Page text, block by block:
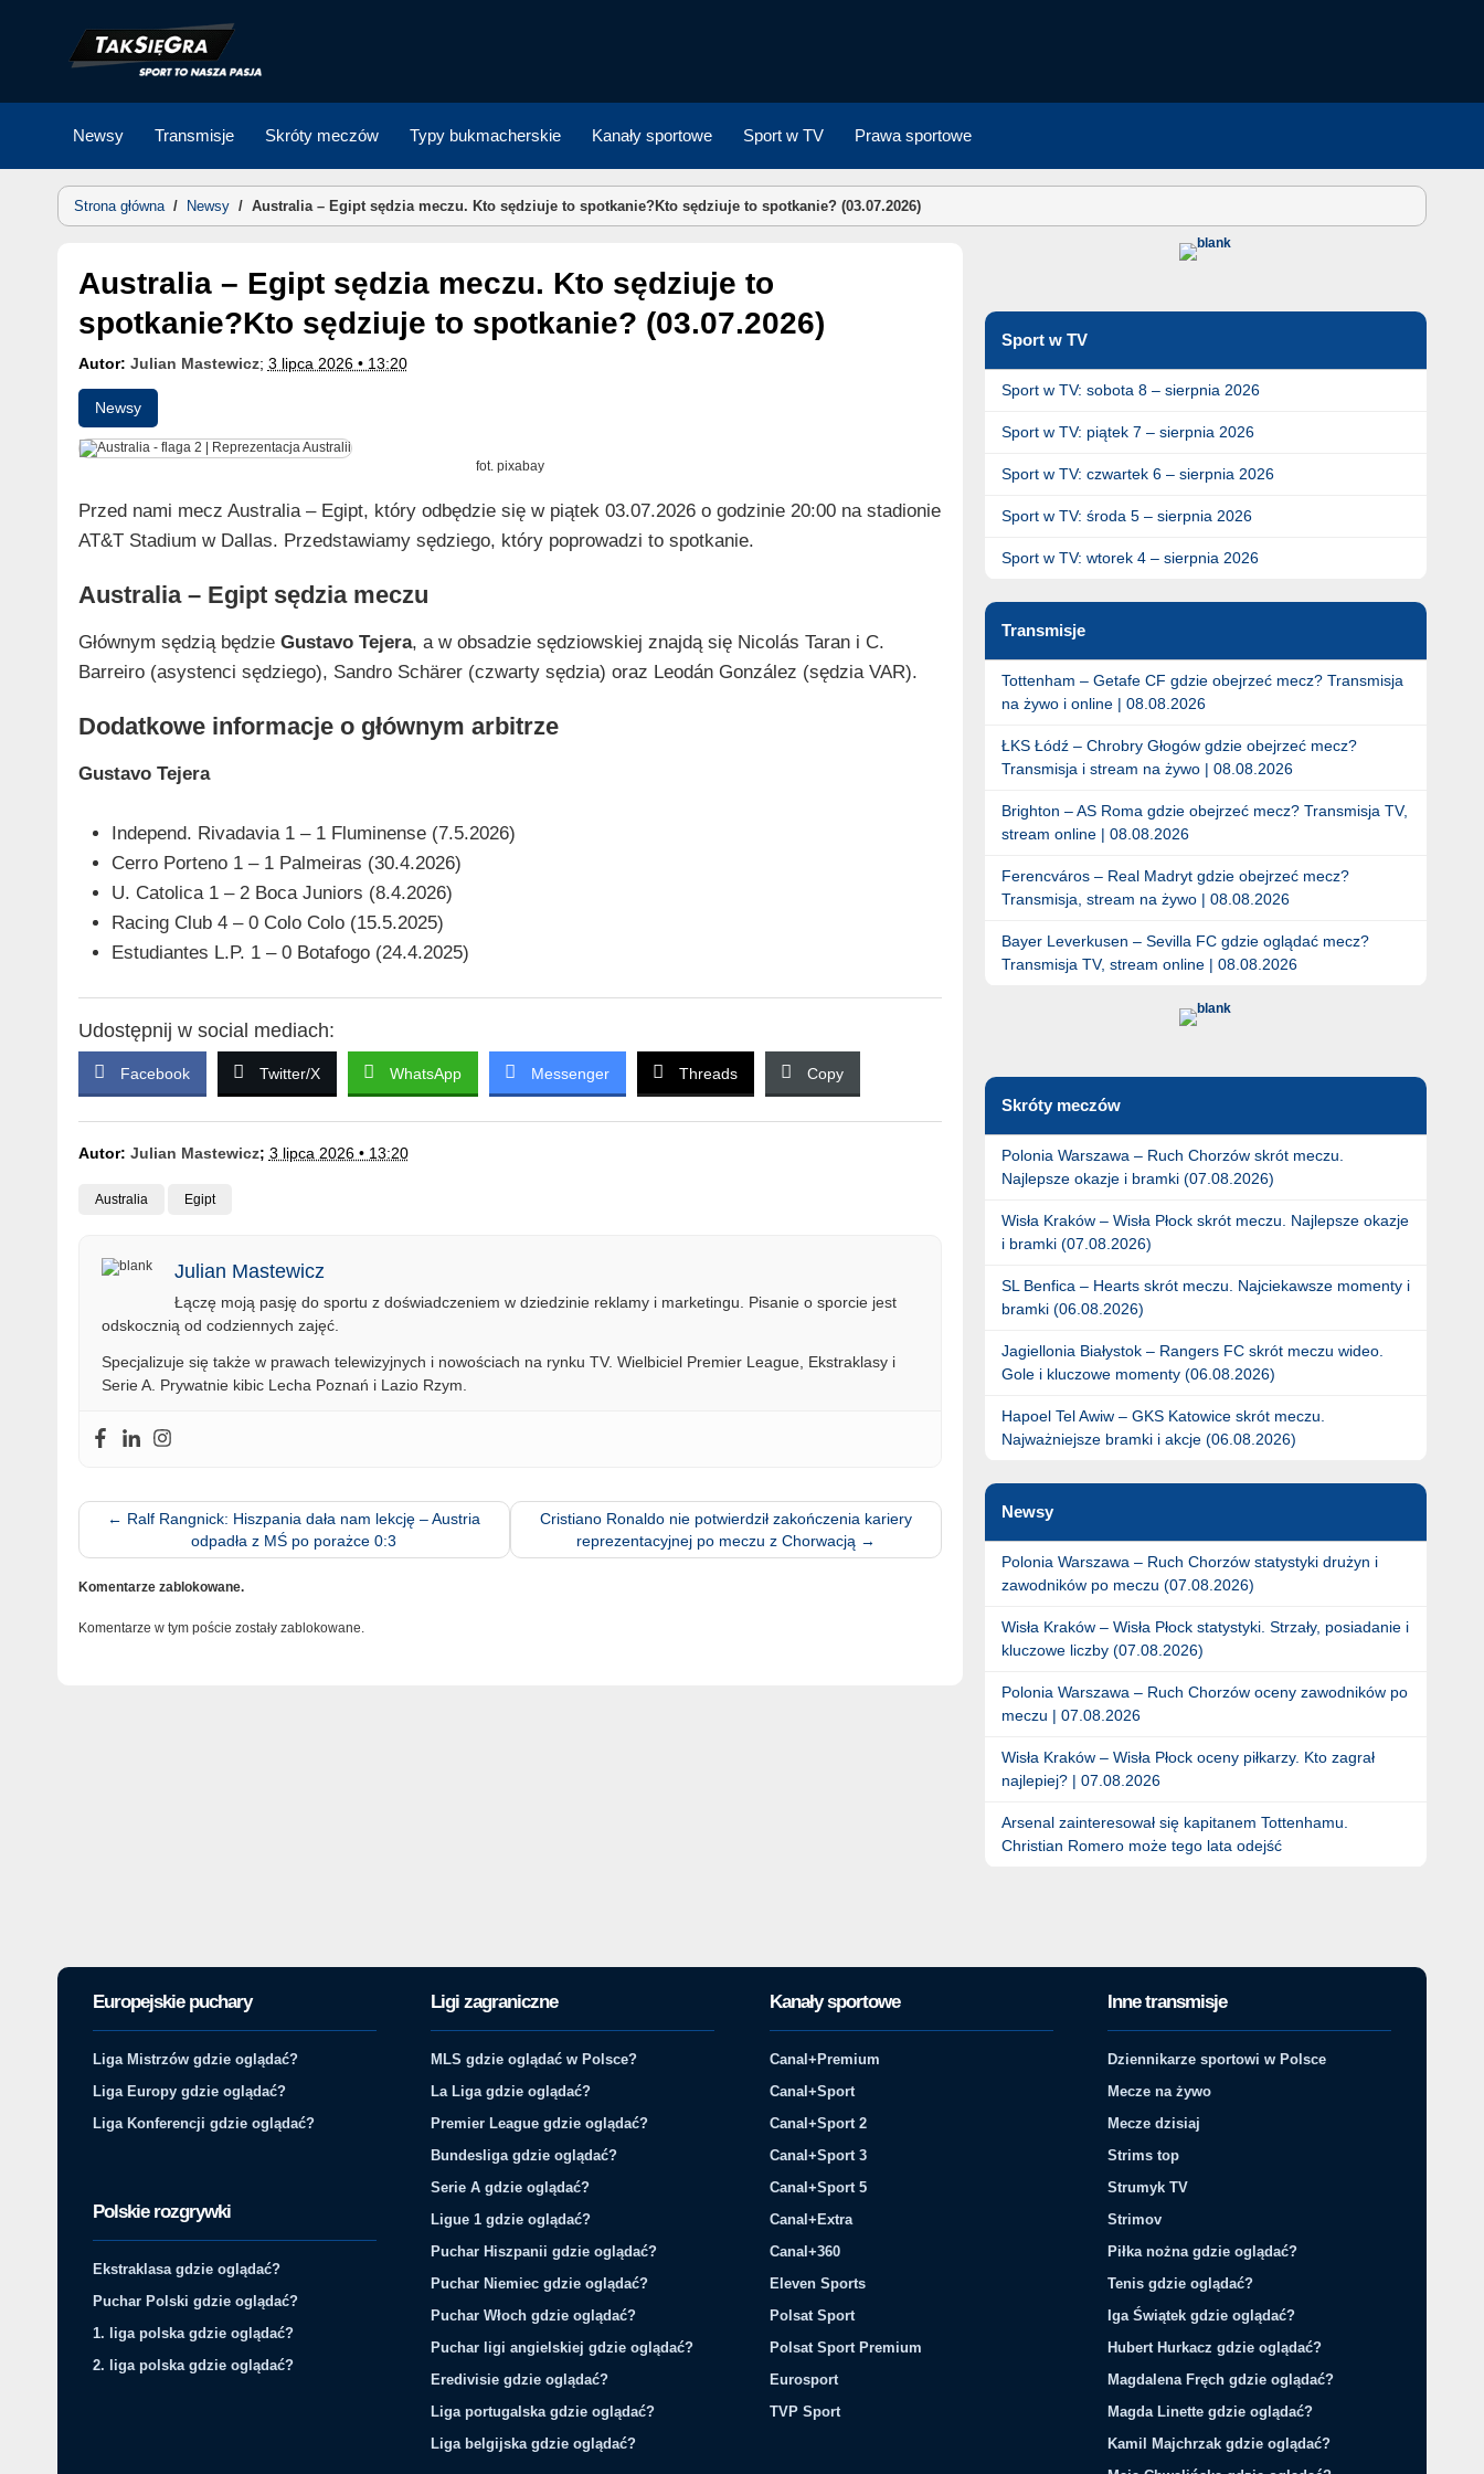
Newsy Transmisje Skróty meczów Typy bukmacherskie Kanały sportowe Sport w TV Prawa sportowe
Strona główna/ Newsy / Australia – Egipt sędzia meczu. Kto sędziuje to spotkanie?Kto sędziuje to spotkanie? (03.07.2026)
Australia – Egipt sędzia meczu. Kto sędziuje to
spotkanie?Kto sędziuje to spotkanie? (03.07.2026)
Autor: Julian Mastewicz; 3 lipca 2026 • 13:20
Newsy
fot. pixabay
Przed nami mecz Australia – Egipt, który odbędzie się w piątek 03.07.2026 o godzinie 20:00 na stadionie
AT&T Stadium w Dallas. Przedstawiamy sędziego, który poprowadzi to spotkanie.
Australia – Egipt sędzia meczu
Głównym sędzią będzie Gustavo Tejera, a w obsadzie sędziowskiej znajdą się Nicolás Taran i C.
Barreiro (asystenci sędziego), Sandro Schärer (czwarty sędzia) oraz Leodán González (sędzia VAR).
Dodatkowe informacje o głównym arbitrze
Gustavo Tejera
Independ. Rivadavia 1 – 1 Fluminense (7.5.2026)
Cerro Porteno 1 – 1 Palmeiras (30.4.2026)
U. Catolica 1 – 2 Boca Juniors (8.4.2026)
Racing Club 4 – 0 Colo Colo (15.5.2025)
Estudiantes L.P. 1 – 0 Botafogo (24.4.2025)
Udostępnij w social mediach:
Facebook Twitter/X WhatsApp Messenger Threads Copy
Autor: Julian Mastewicz; 3 lipca 2026 • 13:20
Australia Egipt
Julian Mastewicz
Łączę moją pasję do sportu z doświadczeniem w dziedzinie reklamy i marketingu. Pisanie o sporcie jest
odskocznią od codziennych zajęć.
Specjalizuje się także w prawach telewizyjnych i nowościach na rynku TV. Wielbiciel Premier League, Ekstraklasy i
Serie A. Prywatnie kibic Lecha Poznań i Lazio Rzym.
← Ralf Rangnick: Hiszpania dała nam lekcję – Austria
odpadła z MŚ po porażce 0:3
Cristiano Ronaldo nie potwierdził zakończenia kariery
reprezentacyjnej po meczu z Chorwacją →
Komentarze zablokowane.
Komentarze w tym poście zostały zablokowane.
Sport w TV
Sport w TV: sobota 8 – sierpnia 2026
Sport w TV: piątek 7 – sierpnia 2026
Sport w TV: czwartek 6 – sierpnia 2026
Sport w TV: środa 5 – sierpnia 2026
Sport w TV: wtorek 4 – sierpnia 2026
Transmisje
Tottenham – Getafe CF gdzie obejrzeć mecz? Transmisja
na żywo i online | 08.08.2026
ŁKS Łódź – Chrobry Głogów gdzie obejrzeć mecz?
Transmisja i stream na żywo | 08.08.2026
Brighton – AS Roma gdzie obejrzeć mecz? Transmisja TV,
stream online | 08.08.2026
Ferencváros – Real Madryt gdzie obejrzeć mecz?
Transmisja, stream na żywo | 08.08.2026
Bayer Leverkusen – Sevilla FC gdzie oglądać mecz?
Transmisja TV, stream online | 08.08.2026
Skróty meczów
Polonia Warszawa – Ruch Chorzów skrót meczu.
Najlepsze okazje i bramki (07.08.2026)
Wisła Kraków – Wisła Płock skrót meczu. Najlepsze okazje
i bramki (07.08.2026)
SL Benfica – Hearts skrót meczu. Najciekawsze momenty i
bramki (06.08.2026)
Jagiellonia Białystok – Rangers FC skrót meczu wideo.
Gole i kluczowe momenty (06.08.2026)
Hapoel Tel Awiw – GKS Katowice skrót meczu.
Najważniejsze bramki i akcje (06.08.2026)
Newsy
Polonia Warszawa – Ruch Chorzów statystyki drużyn i
zawodników po meczu (07.08.2026)
Wisła Kraków – Wisła Płock statystyki. Strzały, posiadanie i
kluczowe liczby (07.08.2026)
Polonia Warszawa – Ruch Chorzów oceny zawodników po
meczu | 07.08.2026
Wisła Kraków – Wisła Płock oceny piłkarzy. Kto zagrał
najlepiej? | 07.08.2026
Arsenal zainteresował się kapitanem Tottenhamu.
Christian Romero może tego lata odejść
Europejskie puchary
Liga Mistrzów gdzie oglądać?
Liga Europy gdzie oglądać?
Liga Konferencji gdzie oglądać?
Polskie rozgrywki
Ekstraklasa gdzie oglądać?
Puchar Polski gdzie oglądać?
1. liga polska gdzie oglądać?
2. liga polska gdzie oglądać?
Ligi zagraniczne
MLS gdzie oglądać w Polsce?
La Liga gdzie oglądać?
Premier League gdzie oglądać?
Bundesliga gdzie oglądać?
Serie A gdzie oglądać?
Ligue 1 gdzie oglądać?
Puchar Hiszpanii gdzie oglądać?
Puchar Niemiec gdzie oglądać?
Puchar Włoch gdzie oglądać?
Puchar ligi angielskiej gdzie oglądać?
Eredivisie gdzie oglądać?
Liga portugalska gdzie oglądać?
Liga belgijska gdzie oglądać?
Kanały sportowe
Canal+Premium
Canal+Sport
Canal+Sport 2
Canal+Sport 3
Canal+Sport 5
Canal+Extra
Canal+360
Eleven Sports
Polsat Sport
Polsat Sport Premium
Eurosport
TVP Sport
Inne transmisje
Dziennikarze sportowi w Polsce
Mecze na żywo
Mecze dzisiaj
Strims top
Strumyk TV
Strimov
Piłka nożna gdzie oglądać?
Tenis gdzie oglądać?
Iga Świątek gdzie oglądać?
Hubert Hurkacz gdzie oglądać?
Magdalena Fręch gdzie oglądać?
Magda Linette gdzie oglądać?
Kamil Majchrzak gdzie oglądać?